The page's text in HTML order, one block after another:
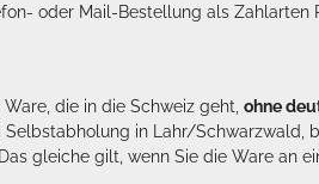
oder Mail-Bestellung als
die in die Schweiz geht, ohne
in Lahr/
gleiche gilt, wenn Sie die Ware an